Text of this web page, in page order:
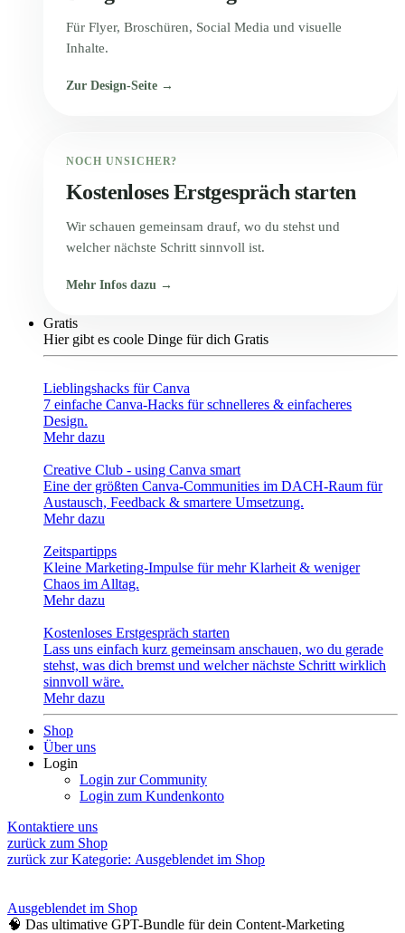
Für Flyer, Broschüren, Social Media und visuelle
Inhalte.
Zur Design-Seite →
NOCH UNSICHER?
Kostenloses Erstgespräch starten
Wir schauen gemeinsam drauf, wo du stehst und
welcher nächste Schritt sinnvoll ist.
Mehr Infos dazu →
Gratis
Hier gibt es coole Dinge für dich Gratis
Lieblingshacks für Canva
7 einfache Canva-Hacks für schnelleres & einfacheres
Design.
Mehr dazu
Creative Club - using Canva smart
Eine der größten Canva-Communities im DACH-Raum für
Austausch, Feedback & smartere Umsetzung.
Mehr dazu
Zeitspartipps
Kleine Marketing-Impulse für mehr Klarheit & weniger
Chaos im Alltag.
Mehr dazu
Kostenloses Erstgespräch starten
Lass uns einfach kurz gemeinsam anschauen, wo du gerade
stehst, was dich bremst und welcher nächste Schritt wirklich
sinnvoll wäre.
Mehr dazu
Shop
Über uns
Login
Login zur Community
Login zum Kundenkonto
Kontaktiere uns
zurück zum Shop
zurück zur Kategorie: Ausgeblendet im Shop
Ausgeblendet im Shop
🧠 Das ultimative GPT-Bundle für dein Content-Marketing